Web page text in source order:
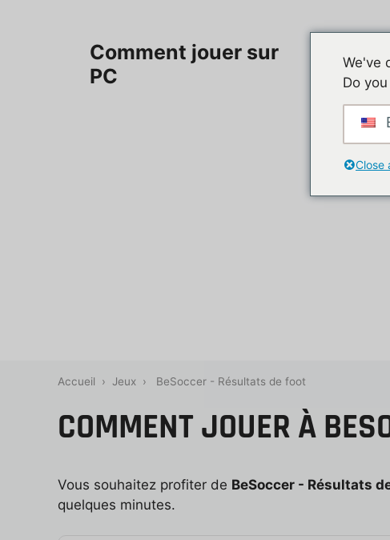
Comment jouer sur
PC
Contact
Accueil › Jeux › BeSoccer - Résultats de foot
COMMENT JOUER À
Vous souhaitez profiter de BeSoccer - Résultats
quelques minutes.
We've
Do
Close